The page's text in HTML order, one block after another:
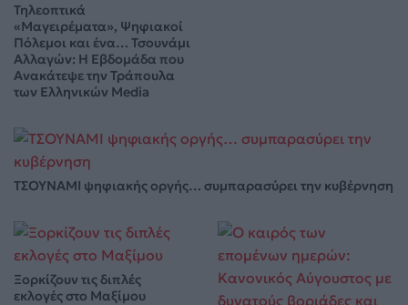
Τηλεοπτικά
«Μαγειρέματα», Ψηφιακοί
Πόλεμοι και ένα… Τσουνάμι
Αλλαγών: Η Εβδομάδα που
Ανακάτεψε την Τράπουλα
των Ελληνικών Media
ΤΣΟΥΝΑΜΙ ψηφιακής οργής… συμπαρασύρει την κυβέρνηση
Ξορκίζουν τις διπλές
εκλογές στο Μαξίμου